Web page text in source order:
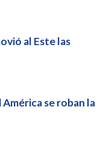
al Este las
se roban la